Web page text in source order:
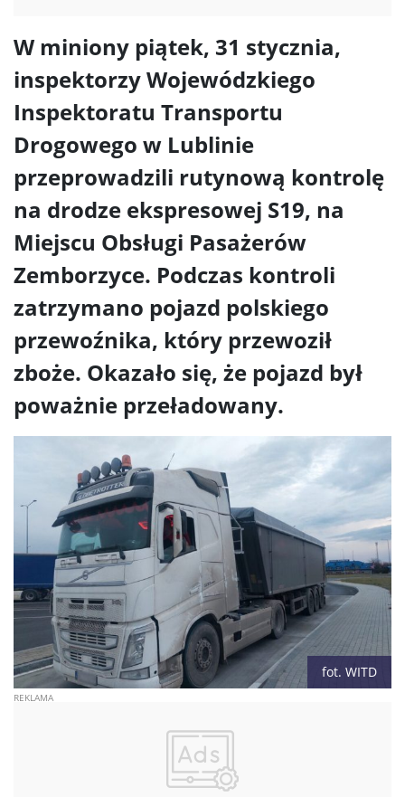
W miniony piątek, 31 stycznia,
inspektorzy Wojewódzkiego
Inspektoratu Transportu
Drogowego w Lublinie
przeprowadzili rutynową kontrolę
na drodze ekspresowej S19, na
Miejscu Obsługi Pasażerów
Zemborzyce. Podczas kontroli
zatrzymano pojazd polskiego
przewoźnika, który przewoził
zboże. Okazało się, że pojazd był
poważnie przeładowany.
fot. WITD